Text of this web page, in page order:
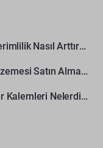
Maden Ocaklarında Operasyonel Verimlilik Nasıl Arttırılır?
Müteahhitler İçin Toptan İnşaat Malzemesi Satın Alma Rehberi
Maden Ocaklarında En Yüksek Gider Kalemleri Nelerdir?